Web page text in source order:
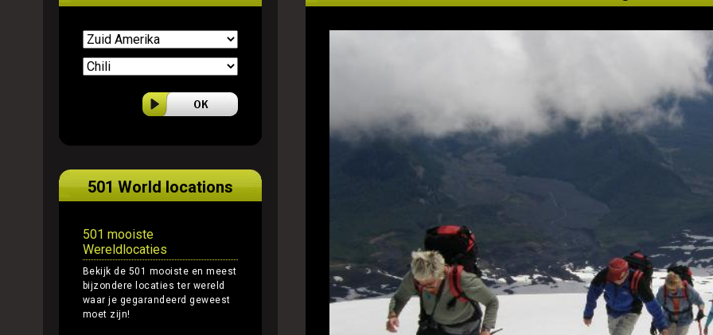
501 World locations
501 mooiste
Wereldlocaties
Bekijk de 501 mooiste en meest
bijzondere locaties ter wereld
waar je gegarandeerd geweest
moet zijn!